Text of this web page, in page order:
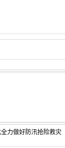
力做好防汛抢险救灾